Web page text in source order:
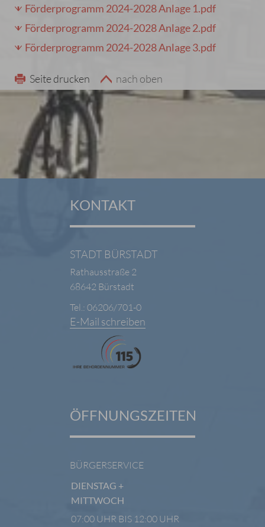
Förderprogramm 2024-2028 Anlage 1.pdf
Förderprogramm 2024-2028 Anlage 2.pdf
Förderprogramm 2024-2028 Anlage 3.pdf
Seite drucken nach oben
KONTAKT
STADT BÜRSTADT
Rathausstraße 2
68642 Bürstadt
Tel.: 06206/701-0
E-Mail schreiben
ÖFFNUNGSZEITEN
BÜRGERSERVICE
DIENSTAG +
MITTWOCH
07:00 UHR BIS 12:00 UHR